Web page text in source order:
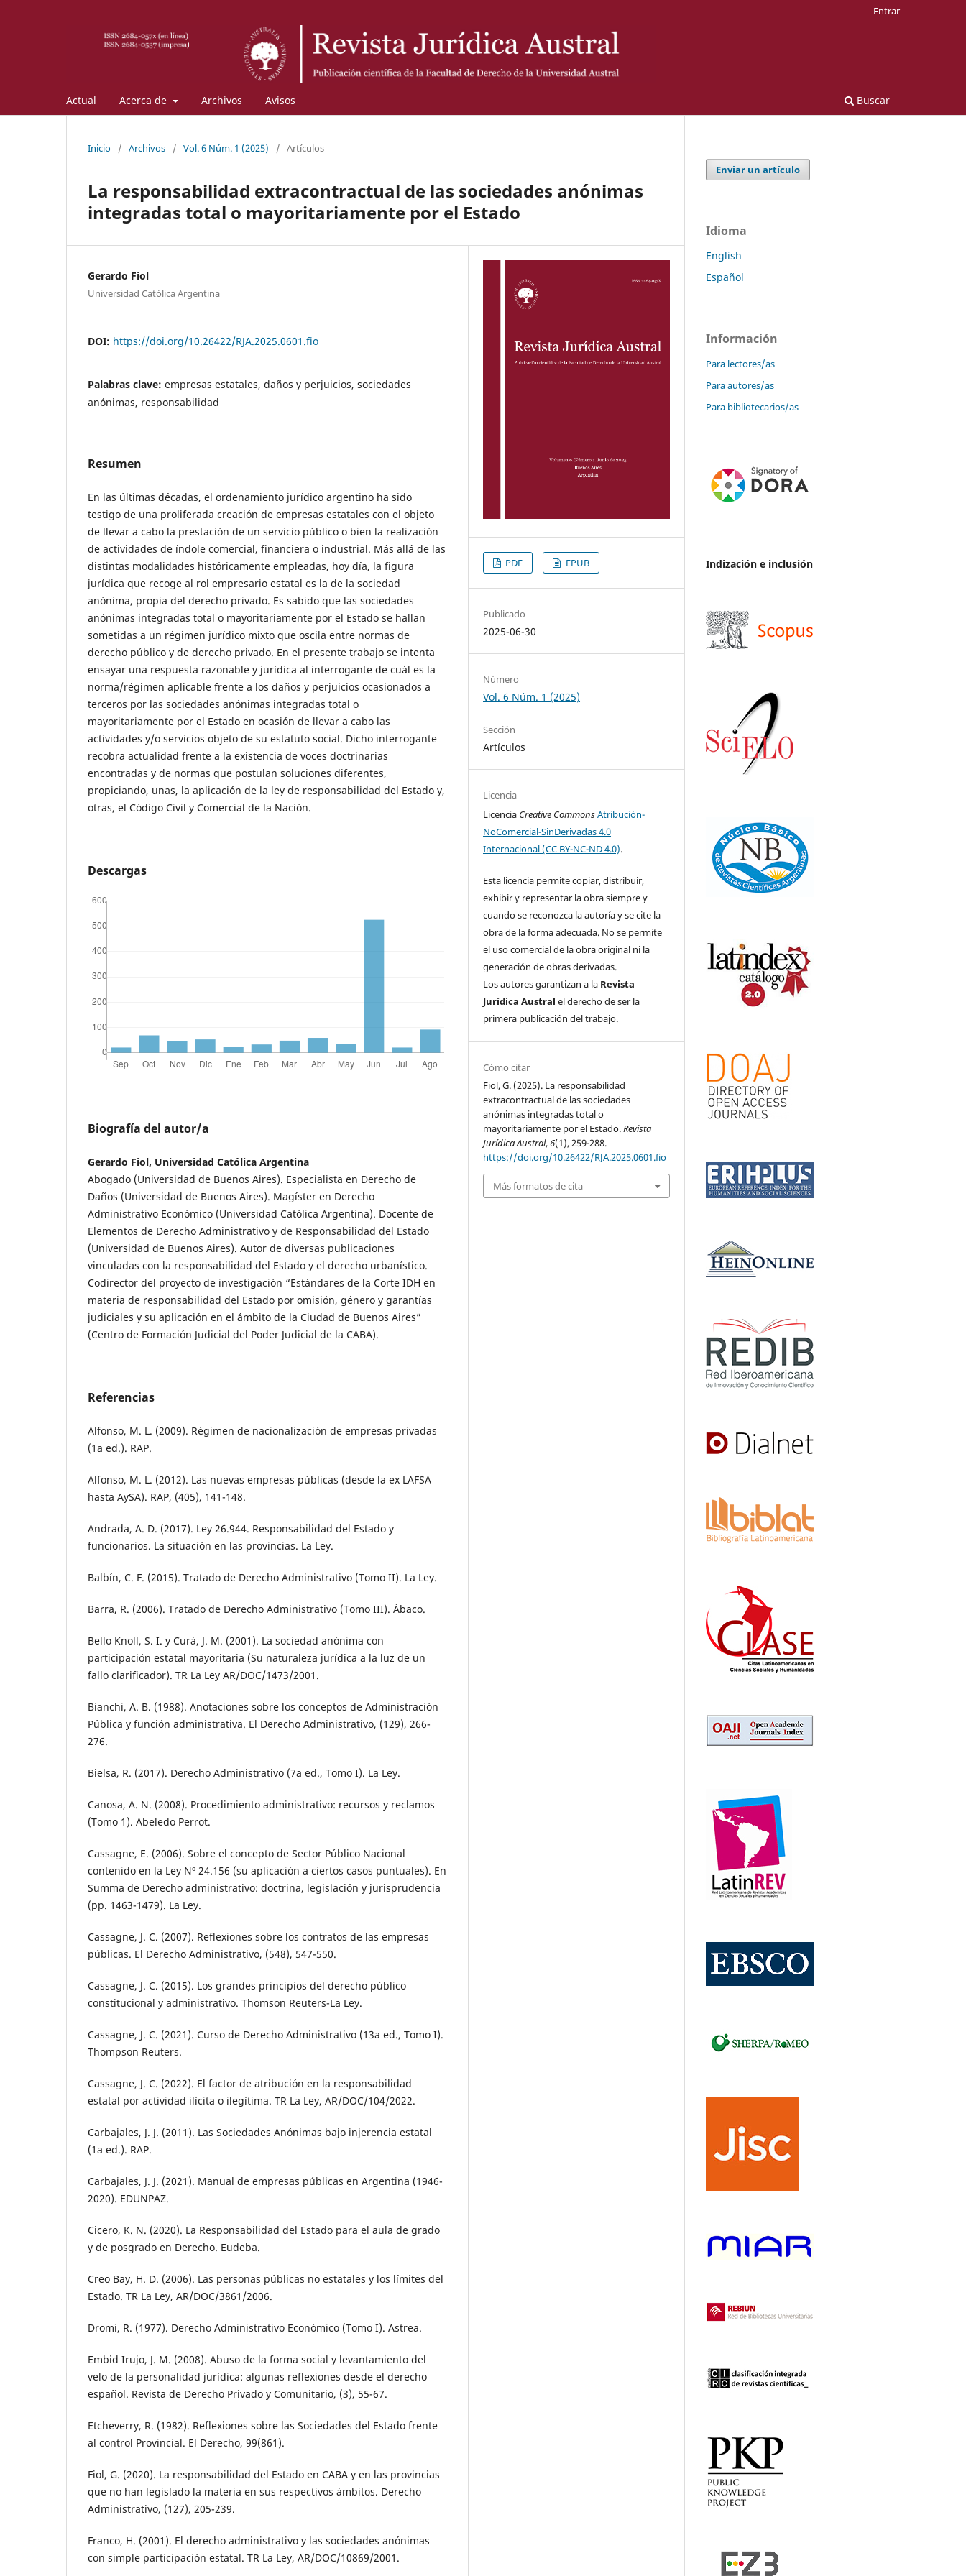
Actual Acerca de Archivos Avisos Buscar
Entrar
Inicio / Archivos / Vol. 6 Núm. 1 (2025) / Artículos
La responsabilidad extracontractual de las sociedades anónimas
integradas total o mayoritariamente por el Estado
Gerardo Fiol
Universidad Católica Argentina
DOI: https://doi.org/10.26422/RJA.2025.0601.fio
Palabras clave: empresas estatales, daños y perjuicios, sociedades
anónimas, responsabilidad
Resumen
En las últimas décadas, el ordenamiento jurídico argentino ha sido
testigo de una proliferada creación de empresas estatales con el objeto
de llevar a cabo la prestación de un servicio público o bien la realización
de actividades de índole comercial, financiera o industrial. Más allá de las
distintas modalidades históricamente empleadas, hoy día, la figura
jurídica que recoge al rol empresario estatal es la de la sociedad
anónima, propia del derecho privado. Es sabido que las sociedades
anónimas integradas total o mayoritariamente por el Estado se hallan
sometidas a un régimen jurídico mixto que oscila entre normas de
derecho público y de derecho privado. En el presente trabajo se intenta
ensayar una respuesta razonable y jurídica al interrogante de cuál es la
norma/régimen aplicable frente a los daños y perjuicios ocasionados a
terceros por las sociedades anónimas integradas total o
mayoritariamente por el Estado en ocasión de llevar a cabo las
actividades y/o servicios objeto de su estatuto social. Dicho interrogante
recobra actualidad frente a la existencia de voces doctrinarias
encontradas y de normas que postulan soluciones diferentes,
propiciando, unas, la aplicación de la ley de responsabilidad del Estado y,
otras, el Código Civil y Comercial de la Nación.
Descargas
Biografía del autor/a
Gerardo Fiol, Universidad Católica Argentina
Abogado (Universidad de Buenos Aires). Especialista en Derecho de
Daños (Universidad de Buenos Aires). Magíster en Derecho
Administrativo Económico (Universidad Católica Argentina). Docente de
Elementos de Derecho Administrativo y de Responsabilidad del Estado
(Universidad de Buenos Aires). Autor de diversas publicaciones
vinculadas con la responsabilidad del Estado y el derecho urbanístico.
Codirector del proyecto de investigación “Estándares de la Corte IDH en
materia de responsabilidad del Estado por omisión, género y garantías
judiciales y su aplicación en el ámbito de la Ciudad de Buenos Aires”
(Centro de Formación Judicial del Poder Judicial de la CABA).
Referencias
Alfonso, M. L. (2009). Régimen de nacionalización de empresas privadas
(1a ed.). RAP.
Alfonso, M. L. (2012). Las nuevas empresas públicas (desde la ex LAFSA
hasta AySA). RAP, (405), 141-148.
Andrada, A. D. (2017). Ley 26.944. Responsabilidad del Estado y
funcionarios. La situación en las provincias. La Ley.
Balbín, C. F. (2015). Tratado de Derecho Administrativo (Tomo II). La Ley.
Barra, R. (2006). Tratado de Derecho Administrativo (Tomo III). Ábaco.
Bello Knoll, S. I. y Curá, J. M. (2001). La sociedad anónima con
participación estatal mayoritaria (Su naturaleza jurídica a la luz de un
fallo clarificador). TR La Ley AR/DOC/1473/2001.
Bianchi, A. B. (1988). Anotaciones sobre los conceptos de Administración
Pública y función administrativa. El Derecho Administrativo, (129), 266-
276.
Bielsa, R. (2017). Derecho Administrativo (7a ed., Tomo I). La Ley.
Canosa, A. N. (2008). Procedimiento administrativo: recursos y reclamos
(Tomo 1). Abeledo Perrot.
Cassagne, E. (2006). Sobre el concepto de Sector Público Nacional
contenido en la Ley Nº 24.156 (su aplicación a ciertos casos puntuales). En
Summa de Derecho administrativo: doctrina, legislación y jurisprudencia
(pp. 1463-1479). La Ley.
Cassagne, J. C. (2007). Reflexiones sobre los contratos de las empresas
públicas. El Derecho Administrativo, (548), 547-550.
Cassagne, J. C. (2015). Los grandes principios del derecho público
constitucional y administrativo. Thomson Reuters-La Ley.
Cassagne, J. C. (2021). Curso de Derecho Administrativo (13a ed., Tomo I).
Thompson Reuters.
Cassagne, J. C. (2022). El factor de atribución en la responsabilidad
estatal por actividad ilícita o ilegítima. TR La Ley, AR/DOC/104/2022.
Carbajales, J. J. (2011). Las Sociedades Anónimas bajo injerencia estatal
(1a ed.). RAP.
Carbajales, J. J. (2021). Manual de empresas públicas en Argentina (1946-
2020). EDUNPAZ.
Cicero, K. N. (2020). La Responsabilidad del Estado para el aula de grado
y de posgrado en Derecho. Eudeba.
Creo Bay, H. D. (2006). Las personas públicas no estatales y los límites del
Estado. TR La Ley, AR/DOC/3861/2006.
Dromi, R. (1977). Derecho Administrativo Económico (Tomo I). Astrea.
Embid Irujo, J. M. (2008). Abuso de la forma social y levantamiento del
velo de la personalidad jurídica: algunas reflexiones desde el derecho
español. Revista de Derecho Privado y Comunitario, (3), 55-67.
Etcheverry, R. (1982). Reflexiones sobre las Sociedades del Estado frente
al control Provincial. El Derecho, 99(861).
Fiol, G. (2020). La responsabilidad del Estado en CABA y en las provincias
que no han legislado la materia en sus respectivos ámbitos. Derecho
Administrativo, (127), 205-239.
Franco, H. (2001). El derecho administrativo y las sociedades anónimas
con simple participación estatal. TR La Ley, AR/DOC/10869/2001.
PDF EPUB
Publicado
2025-06-30
Número
Vol. 6 Núm. 1 (2025)
Sección
Artículos
Licencia
Licencia Creative CommonsAtribución-
NoComercial-SinDerivadas 4.0
Internacional (CC BY-NC-ND 4.0).
Esta licencia permite copiar, distribuir,
exhibir y representar la obra siempre y
cuando se reconozca la autoría y se cite la
obra de la forma adecuada. No se permite
el uso comercial de la obra original ni la
generación de obras derivadas.
Los autores garantizan a la Revista
Jurídica Austral el derecho de ser la
primera publicación del trabajo.
Cómo citar
Fiol, G. (2025). La responsabilidad
extracontractual de las sociedades
anónimas integradas total o
mayoritariamente por el Estado.Revista
Jurídica Austral,6(1), 259-288.
https://doi.org/10.26422/RJA.2025.0601.fio
Más formatos de cita
Enviar un artículo
Idioma
English
Español
Información
Para lectores/as
Para autores/as
Para bibliotecarios/as
Indización e inclusión